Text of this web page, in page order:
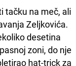
tačku na meč, ali
Zeljkovića.
desetina
zoni, do nje
hat-trick za